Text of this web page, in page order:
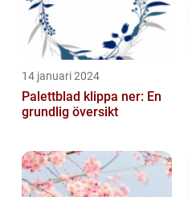
14 januari 2024
Palettblad klippa ner: En
grundlig översikt